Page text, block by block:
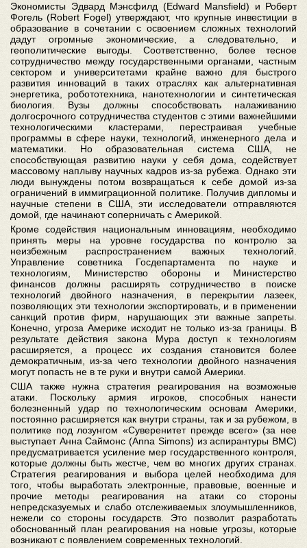
Экономисты Эдвард Мэнсфилд (Edward Mansfield) и Роберт
Фогель (Robert Fogel) утверждают, что крупные инвестиции в
образование в сочетании с освоением сложных технологий
дадут огромные экономические, а следовательно, и
геополитические выгоды. Соответственно, более тесное
сотрудничество между государственными органами, частным
сектором и университетами крайне важно для быстрого
развития инноваций в таких отраслях как альтернативная
энергетика, робототехника, нанотехнологии и синтетическая
биология. Вузы должны способствовать налаживанию
долгосрочного сотрудничества студентов с этими важнейшими
технологическими кластерами, перестраивая учебные
программы в сфере науки, технологий, инженерного дела и
математики. Но образовательная система США, не
способствующая развитию науки у себя дома, содействует
массовому наплыву научных кадров из-за рубежа. Однако эти
люди вынуждены потом возвращаться к себе домой из-за
ограничений в иммиграционной политике. Получив дипломы и
научные степени в США, эти исследователи отправляются
домой, где начинают соперничать с Америкой.
Кроме содействия национальным инновациям, необходимо
принять меры на уровне государства по контролю за
неизбежным распространением важных технологий.
Управление советника Госдепартамента по науке и
технологиям, Министерство обороны и Министерство
финансов должны расширять сотрудничество в поиске
технологий двойного назначения, в перекрытии лазеек,
позволяющих эти технологии экспортировать, и в применении
санкций против фирм, нарушающих эти важные запреты.
Конечно, угроза Америке исходит не только из-за границы. В
результате действия закона Мура доступ к технологиям
расширяется, а процесс их создания становится более
демократичным, из-за чего технологии двойного назначения
могут попасть не в те руки и внутри самой Америки.
США также нужна стратегия реагирования на возможные
атаки. Поскольку армия игроков, способных нанести
болезненный удар по технологическим основам Америки,
постоянно расширяется как внутри страны, так и за рубежом, в
политике под лозунгом «Суверенитет прежде всего» (за нее
выступает Анна Саймонс (Anna Simons) из аспирантуры ВМС)
предусматривается усиление мер государственного контроля,
которые должны быть жестче, чем во многих других странах.
Стратегия реагирования и выбора целей необходима для
того, чтобы выработать электронные, правовые, военные и
прочие методы реагирования на атаки со стороны
непредсказуемых и слабо отслеживаемых злоумышленников,
нежели со стороны государств. Это позволит разработать
обоснованный план реагирования на новые угрозы, которые
возникают с появлением современных технологий.